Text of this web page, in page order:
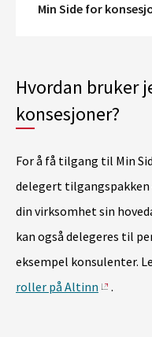
Min Side for
Hvordan bruker
konsesjoner?
For å få tilgang til Min
delegert tilgangspakken
din virksomhet sin
kan også delegeres til
eksempel konsulenter.
roller på Altinn
.